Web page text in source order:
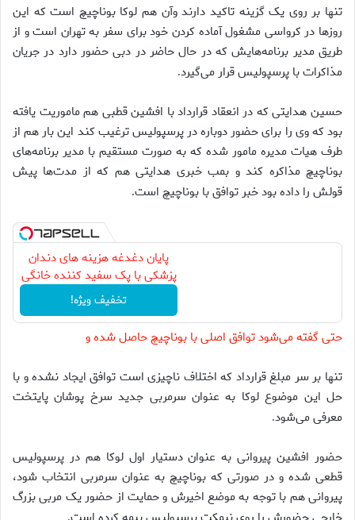
تنها بر روی یک گزینه تاکید دارند و‌آن هم لوکا بوناچیچ است که این
روزها در کرواسی مشغول آماده کردن خود برای سفر به تهران است و از
طریق مدیر برنامه‌هایش که در حال حاضر در دبی حضور دارد در جریان
مذاکرات با پرسپولیس قرار می‌گیرد.
حسین هدایتی که در انعقاد قرارداد با افشین قطبی هم ماموریت یافته
بود که وی را برای حضور دوباره در پرسپولیس ترغیب کند این بار هم از
طرف هیات مدیره مامور شده که به صورت مستقیم با مدیر برنامه‌های
بوناچیچ مذاکره کند و بمب خبری هدایتی هم که از مدت‌ها پیش
قولش را داده بود خبر توافق با بوناچیچ است.
پایان دغدغه هزینه های دندان
پزشکی با پک سفید کننده خانگی
تخفیف ویژه!
حتی گفته می‌شود توافق اصلی با بوناچیچ حاصل شده و
تنها بر سر مبلغ قرارداد که اختلاف ناچیزی است توافق ایجاد نشده و با
حل این موضوع لوکا به عنوان سرمربی جدید سرخ پوشان پایتخت
معرفی می‌شود.
حضور افشین پیروانی به عنوان دستیار اول لوکا هم در پرسپولیس
قطعی شده و در صورتی که بوناچیچ به عنوان سرمربی انتخاب شود،
پیروانی هم با توجه به موضع اخیرش و حمایت از حضور یک مربی بزرگ
.